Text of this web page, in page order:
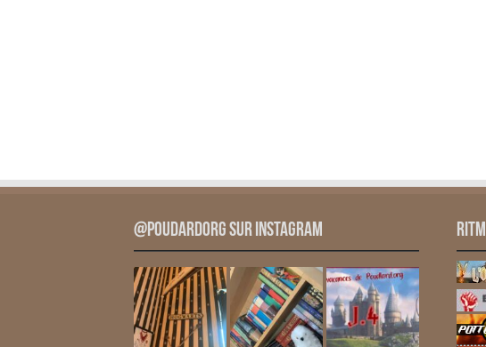
@PoudardOrg sur Instagram RITM